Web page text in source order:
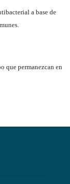
a base de
que permanezcan en